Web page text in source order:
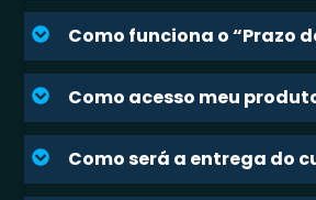
Como funciona o “Prazo
Como acesso meu
Como será a entrega do